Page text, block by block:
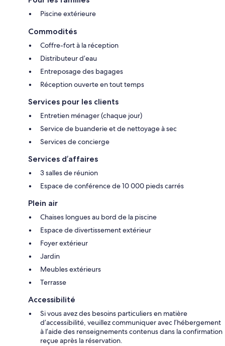
Piscine extérieure
Commodités
Coffre-fort à la réception
Distributeur d’eau
Entreposage des bagages
Réception ouverte en tout temps
Services pour les clients
Entretien ménager (chaque jour)
Service de buanderie et de nettoyage à sec
Services de concierge
Services d’affaires
3 salles de réunion
Espace de conférence de 10 000 pieds carrés
Plein air
Chaises longues au bord de la piscine
Espace de divertissement extérieur
Foyer extérieur
Jardin
Meubles extérieurs
Terrasse
Accessibilité
Si vous avez des besoins particuliers en matière
d’accessibilité, veuillez communiquer avec l’hébergement
à l’aide des renseignements contenus dans la confirmation
reçue après la réservation.